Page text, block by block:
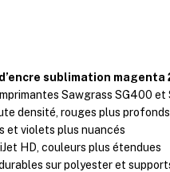
sublimation magenta
Sawgrass SG400 et
densité, rouges plus profonds
et violets plus nuancés
HD, couleurs plus étendues
sur polyester et